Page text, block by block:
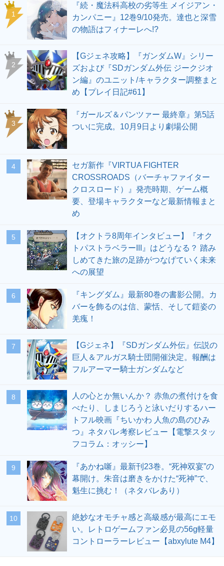
1
『続・魔法科高校の劣等生 メイジアン・
カンパニー』12巻9/10発売。達也と深雪
の物語はフィナーレへ!?
2
【Gジェネ攻略】『ガンダムW』シリー
ズおよび『SDガンダム外伝 ジークジオ
ン編』のユニット/キャラクター調整まと
め【プレイ日記#61】
3
『ガールズ＆パンツァー 最終章』第5話
ついに完成。10月9日より劇場公開
4
セガ新作『VIRTUA FIGHTER
CROSSROADS（バーチャファイター
クロスロード）』発売時期、ゲーム概
要、登場キャラクターなど最新情報まと
め
5
【オクトラ8周年インタビュー】『オク
トパストラベラーIII』はどうなる？ 踏み
しめてきた旅の足跡がつなげていく未来
への展望
6
『キングダム』最新80巻の書影公開。カ
バーを飾るのは信、蒙恬、そして鎧姿の
羌瘣！
7
【Gジェネ】『SDガンダム外伝』伝説の
巨人＆アルガス騎士団開催決定。報酬は
フルアーマー騎士ガンダムなど
8
人の心とか無いんか？ 赤魚の煮付けを食
べたり、しまじろうと泳いだりするハー
トフル映画『ちいかわ 人魚の島のひみ
つ』ネタバレ考察レビュー【電撃スタッ
フコラム：オッシー】
9
『あかね噺』最新刊23巻。“死神双宴”の
幕開け。朱音は磨きをかけた“死神”で、
魁生に挑む！（ネタバレあり）
10
絶妙なオモチャ感と高級感が最高にエモ
い。レトロゲームファン必見の56g軽量
コントローラーレビュー【abxylute M4】